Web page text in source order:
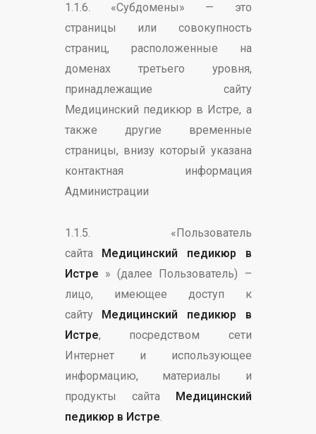
1.1.6. «Субдомены» — это
страницы или совокупность
страниц, расположенные на
доменах третьего уровня,
принадлежащие сайту
Медицинский педикюр в Истре, а
также другие временные
страницы, внизу который указана
контактная информация
Администрации
1.1.5. «Пользователь
сайта Медицинский педикюр в
Истре » (далее Пользователь) –
лицо, имеющее доступ к
сайту Медицинский педикюр в
Истре, посредством сети
Интернет и использующее
информацию, материалы и
продукты сайта Медицинский
педикюр в Истре.